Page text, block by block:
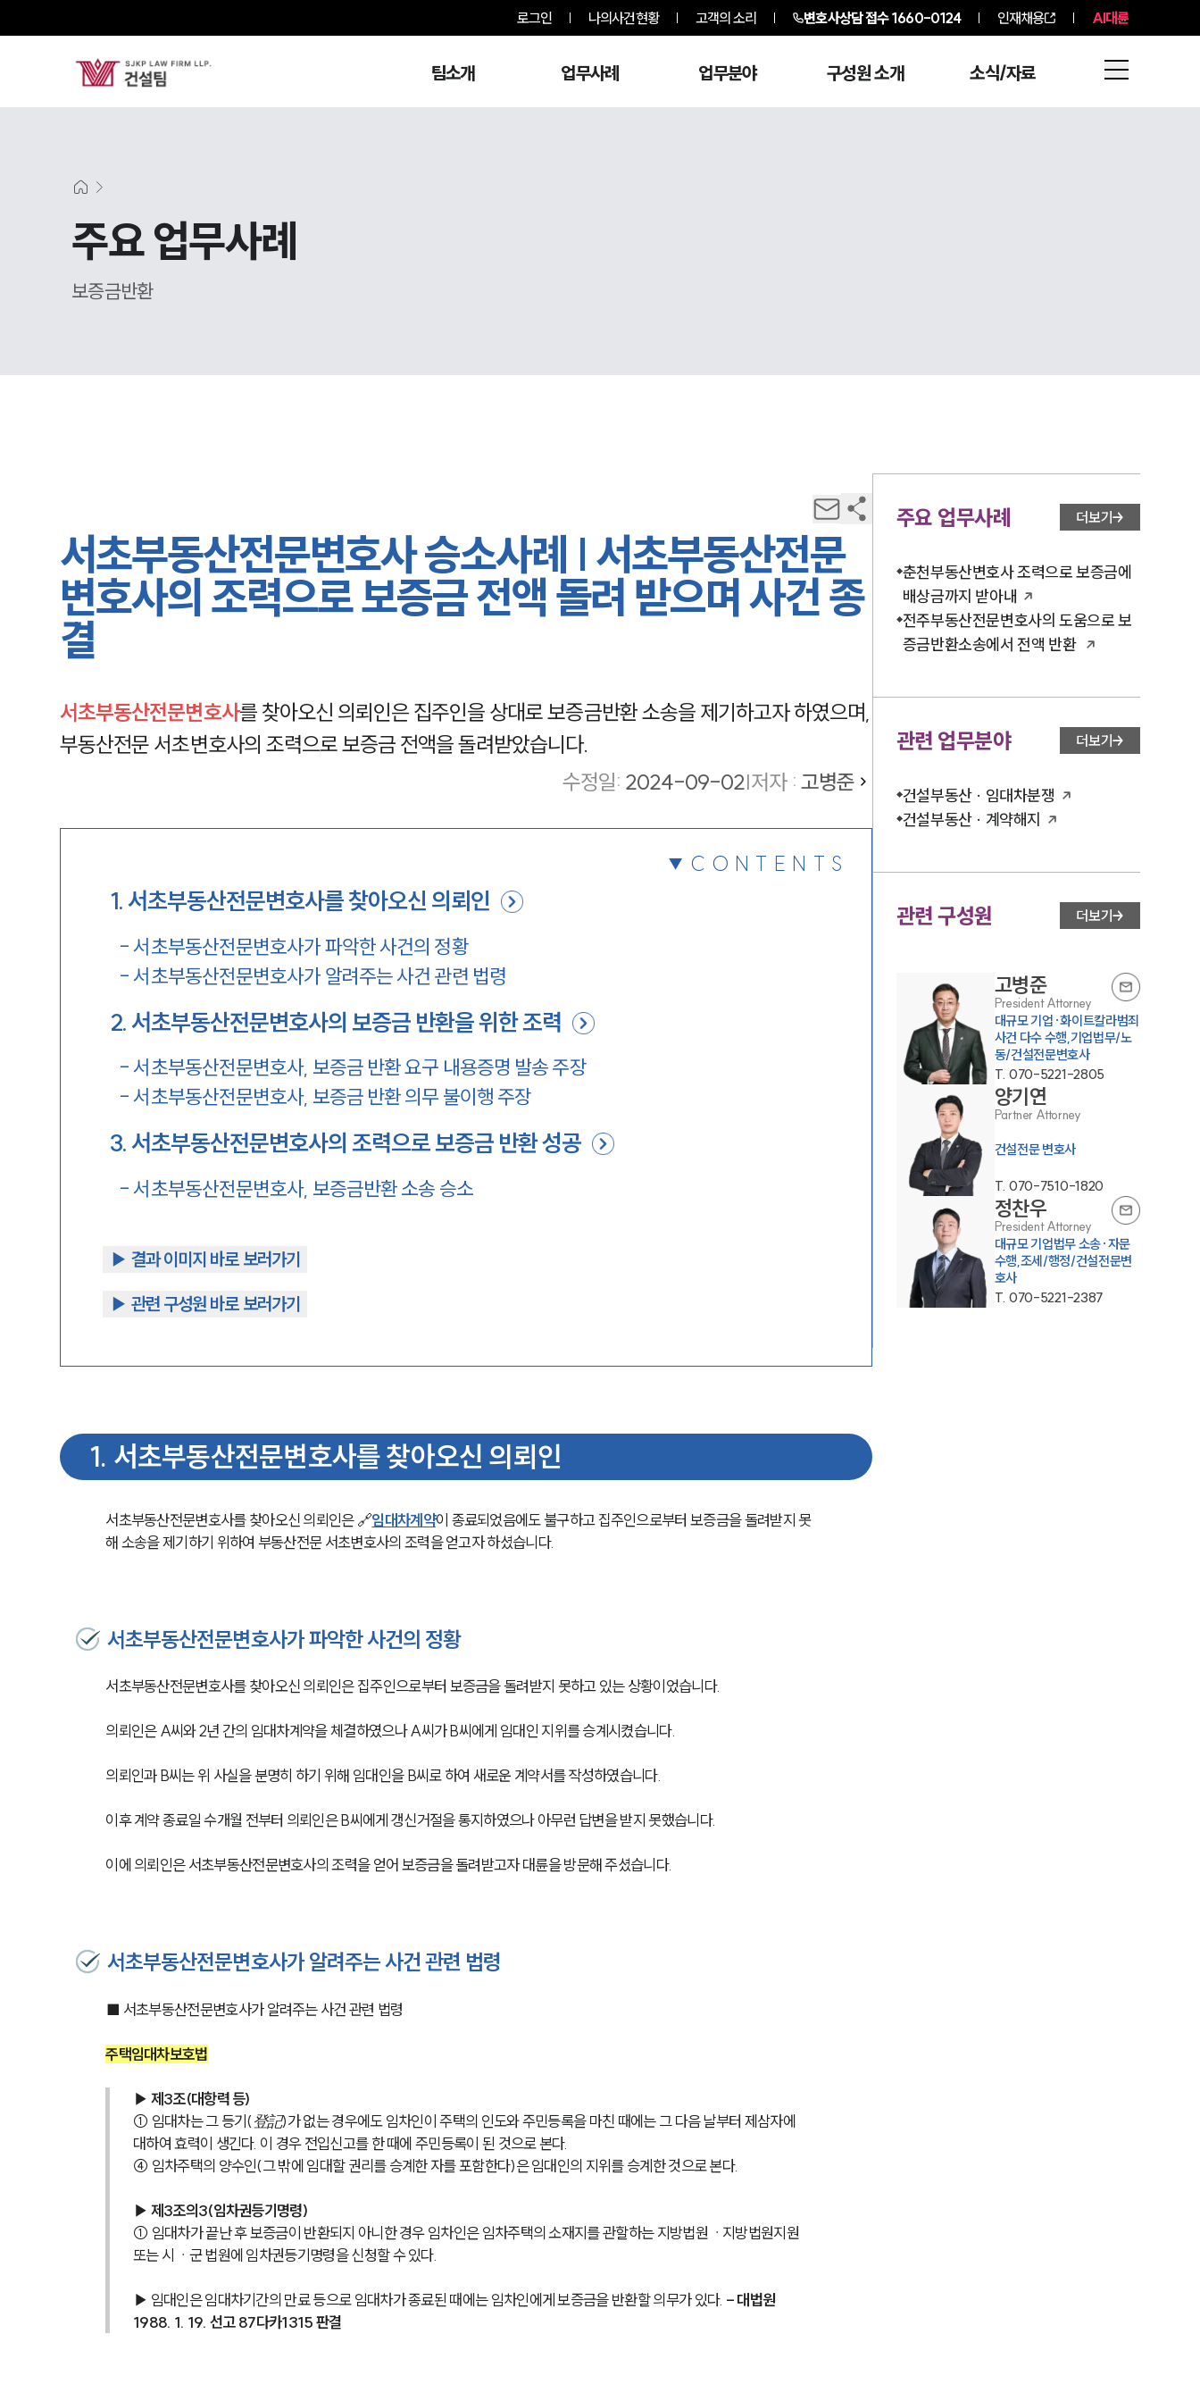
로그인 나의사건현황 고객의 소리 변호사상담 접수1660-0124 인재채용 AI대륜
팀소개 업무사례 업무분야 구성원 소개 소식/자료
주요 업무사례
보증금반환
서초부동산전문변호사 승소사례 | 서초부동산전문
변호사의 조력으로 보증금 전액 돌려 받으며 사건 종
결
서초부동산전문변호사를 찾아오신 의뢰인은 집주인을 상대로 보증금반환 소송을 제기하고자 하였으며,
부동산전문 서초변호사의 조력으로 보증금 전액을 돌려받았습니다.
수정일: 2024-09-02|저자 : 고병준
CONTENTS
1.서초부동산전문변호사를 찾아오신 의뢰인
-서초부동산전문변호사가 파악한 사건의 정황
-서초부동산전문변호사가 알려주는 사건 관련 법령
2.서초부동산전문변호사의 보증금 반환을 위한 조력
-서초부동산전문변호사, 보증금 반환 요구 내용증명 발송 주장
-서초부동산전문변호사, 보증금 반환 의무 불이행 주장
3.서초부동산전문변호사의 조력으로 보증금 반환 성공
-서초부동산전문변호사, 보증금반환 소송 승소
▶︎ 결과 이미지 바로 보러가기
▶︎ 관련 구성원 바로 보러가기
1. 서초부동산전문변호사를 찾아오신 의뢰인
서초부동산전문변호사를 찾아오신 의뢰인은 🔗임대차계약이 종료되었음에도 불구하고 집주인으로부터 보증금을 돌려받지 못
해 소송을 제기하기 위하여 부동산전문 서초변호사의 조력을 얻고자 하셨습니다.
서초부동산전문변호사가 파악한 사건의 정황
서초부동산전문변호사를 찾아오신 의뢰인은 집주인으로부터 보증금을 돌려받지 못하고 있는 상황이었습니다.
의뢰인은 A씨와 2년 간의 임대차계약을 체결하였으나 A씨가 B씨에게 임대인 지위를 승계시켰습니다.
의뢰인과 B씨는 위 사실을 분명히 하기 위해 임대인을 B씨로 하여 새로운 계약서를 작성하였습니다.
이후 계약 종료일 수개월 전부터 의뢰인은 B씨에게 갱신거절을 통지하였으나 아무런 답변을 받지 못했습니다.
이에 의뢰인은 서초부동산전문변호사의 조력을 얻어 보증금을 돌려받고자 대륜을 방문해 주셨습니다.
서초부동산전문변호사가 알려주는 사건 관련 법령
■ 서초부동산전문변호사가 알려주는 사건 관련 법령
주택임대차보호법
▶ 제3조(대항력 등)
① 임대차는 그 등기(登記)가 없는 경우에도 임차인이 주택의 인도와 주민등록을 마친 때에는 그 다음 날부터 제삼자에
대하여 효력이 생긴다. 이 경우 전입신고를 한 때에 주민등록이 된 것으로 본다.
④ 임차주택의 양수인(그 밖에 임대할 권리를 승계한 자를 포함한다)은 임대인의 지위를 승계한 것으로 본다.
▶ 제3조의3(임차권등기명령)
① 임대차가 끝난 후 보증금이 반환되지 아니한 경우 임차인은 임차주택의 소재지를 관할하는 지방법원ㆍ지방법원지원
또는 시ㆍ군 법원에 임차권등기명령을 신청할 수 있다.
▶ 임대인은 임대차기간의 만료 등으로 임대차가 종료된 때에는 임차인에게 보증금을 반환할 의무가 있다. - 대법원
1988. 1. 19. 선고 87다카1315 판결
주요 업무사례 더보기
춘천부동산변호사 조력으로 보증금에
배상금까지 받아내
전주부동산전문변호사의 도움으로 보
증금반환소송에서 전액 반환
관련 업무분야 더보기
건설부동산 · 임대차분쟁
건설부동산 · 계약해지
관련 구성원 더보기
고병준
President Attorney
대규모 기업·화이트칼라범죄
사건 다수 수행,기업법무/노
동/건설전문변호사
T. 070-5221-2805
양기연
Partner Attorney
건설전문 변호사
T. 070-7510-1820
정찬우
President Attorney
대규모 기업법무 소송·자문
수행,조세/행정/건설전문변
호사
T. 070-5221-2387